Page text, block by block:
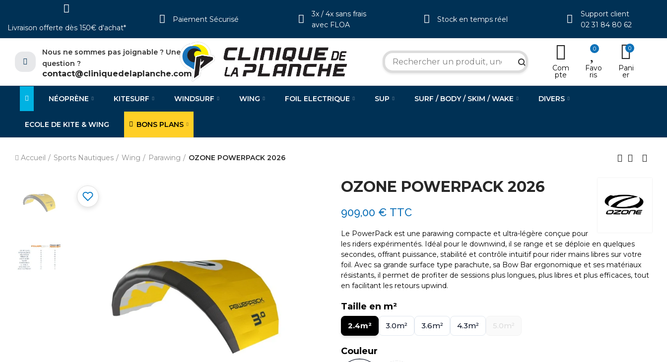
Livraison offerte dès 150€ d'achat*
Paiement Sécurisé
3x / 4x sans frais
avec FLOA
Stock en temps réel
Support client
02 31 84 80 62
Nous ne sommes pas joignable ? Une
question ?
contact@cliniquedelaplanche.com
search Com
pte
0
Favo
ris
0
Pani
er
NÉOPRÈNE KITESURF WINDSURF WING FOIL ELECTRIQUE SUP SURF / BODY / SKIM / WAKE DIVERS
ECOLE DE KITE & WING BONS PLANS
Accueil Sports Nautiques Wing Parawing OZONE POWERPACK 2026
OZONE POWERPACK 2026
909,00 € TTC
Le PowerPack est une parawing compacte et ultra-légère conçue pour
les riders expérimentés. Idéal pour le downwind, il se range et se déploie en quelques
secondes, offrant puissance, stabilité et contrôle intuitif pour rider mains libres sur votre
foil. Avec sa grande surface type parachute, sa Bow Bar ergonomique et ses matériaux
résistants, il permet de profiter de sessions plus longues, plus libres et plus efficaces, tout
en facilitant les retours upwind.
Taille en m²
2.4m² 3.0m² 3.6m² 4.3m² 5.0m²
Couleur